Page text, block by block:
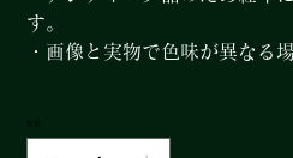
す。
・画像と実物で色味が異なる